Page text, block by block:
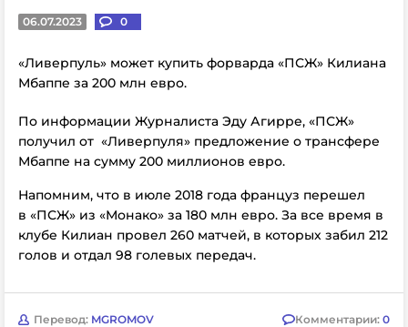
06.07.2023 0
«Ливерпуль» может купить форварда «ПСЖ» Килиана
Мбаппе за 200 млн евро.
По информации Журналиста Эду Агирре, «ПСЖ»
получил от «Ливерпуля» предложение о трансфере
Мбаппе на сумму 200 миллионов евро.
Напомним, что в июле 2018 года француз перешел
в «ПСЖ» из «Монако» за 180 млн евро. За все время в
клубе Килиан провел 260 матчей, в которых забил 212
голов и отдал 98 голевых передач.
Перевод: MGROMOV Комментарии: 0